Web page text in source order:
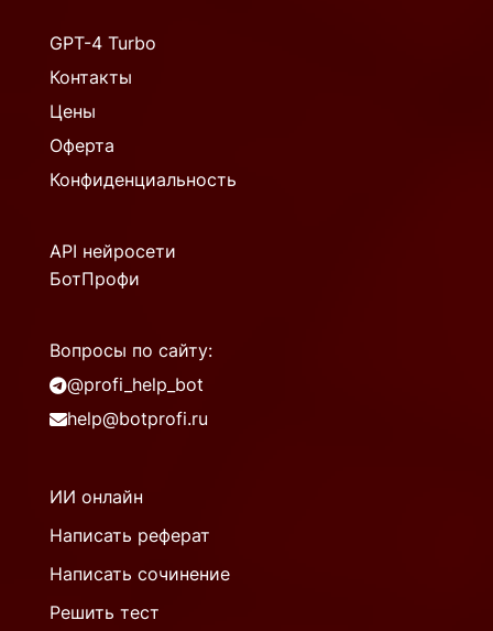
GPT-4 Turbo
Контакты
Цены
Оферта
Конфиденциальность
API нейросети
БотПрофи
Вопросы по сайту:
@profi_help_bot
help@botprofi.ru
ИИ онлайн
Написать реферат
Написать сочинение
Решить тест